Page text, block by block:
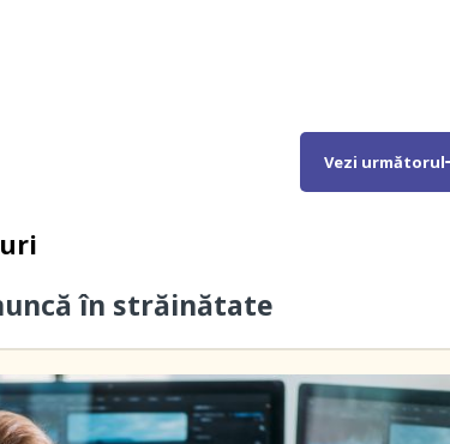
Vezi următorul
în străinătate